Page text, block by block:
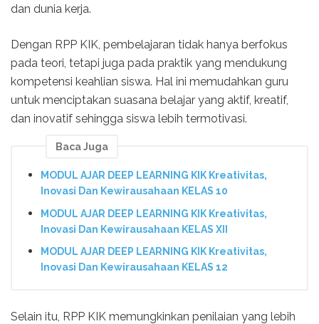
dan dunia kerja.
Dengan RPP KIK, pembelajaran tidak hanya berfokus
pada teori, tetapi juga pada praktik yang mendukung
kompetensi keahlian siswa. Hal ini memudahkan guru
untuk menciptakan suasana belajar yang aktif, kreatif,
dan inovatif sehingga siswa lebih termotivasi.
Baca Juga
MODUL AJAR DEEP LEARNING KIK Kreativitas,
Inovasi Dan Kewirausahaan KELAS 10
MODUL AJAR DEEP LEARNING KIK Kreativitas,
Inovasi Dan Kewirausahaan KELAS XII
MODUL AJAR DEEP LEARNING KIK Kreativitas,
Inovasi Dan Kewirausahaan KELAS 12
Selain itu, RPP KIK memungkinkan penilaian yang lebih